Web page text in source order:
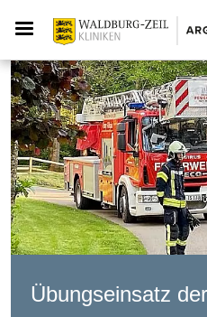
Übungseinsatz